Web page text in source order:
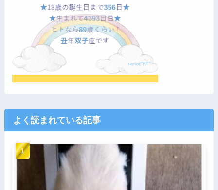
よく読まれている記事